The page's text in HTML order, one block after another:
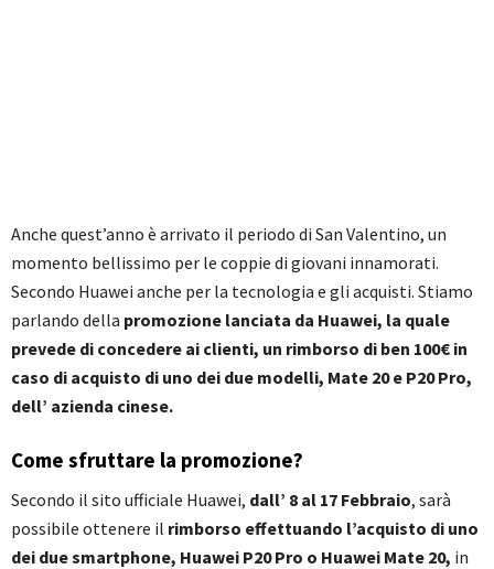
Anche quest’anno è arrivato il periodo di San Valentino, un
momento bellissimo per le coppie di giovani innamorati.
Secondo Huawei anche per la tecnologia e gli acquisti. Stiamo
parlando della promozione lanciata da Huawei, la quale
prevede di concedere ai clienti, un rimborso di ben 100€ in
caso di acquisto di uno dei due modelli, Mate 20 e P20 Pro,
dell’ azienda cinese.
Come sfruttare la promozione?
Secondo il sito ufficiale Huawei, dall’ 8 al 17 Febbraio, sarà
possibile ottenere il rimborso effettuando l’acquisto di uno
dei due smartphone, Huawei P20 Pro o Huawei Mate 20, in